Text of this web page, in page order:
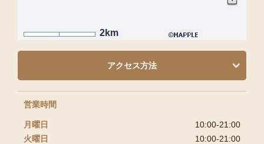
2km
営業時間
月曜日
10:00-21:00
火曜日
10:00-21:00
アクセス方法